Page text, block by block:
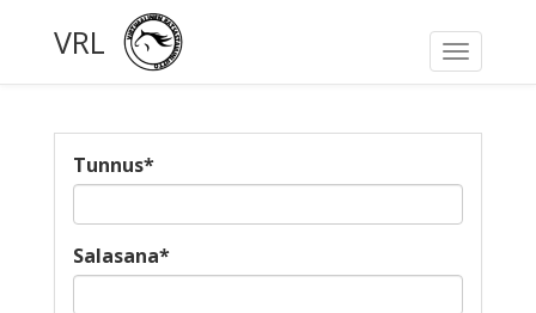
Toggle
VRL
Tunnus*
Salasana*